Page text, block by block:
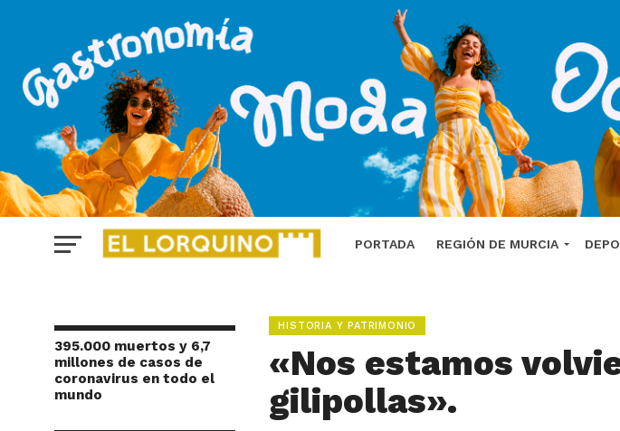
PORTADA REGIÓN DE MURCIA
395.000 muertos y 6,7
millones de casos de
coronavirus en todo el
mundo
HISTORIA Y PATRIMONIO
«Nos estamos
gilipollas».